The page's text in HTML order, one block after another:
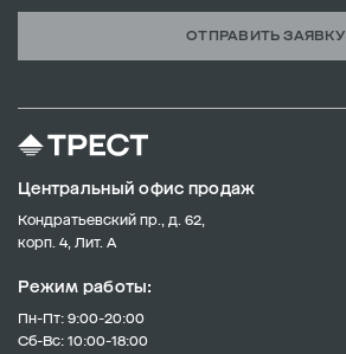
ОТПРАВИТЬ ЗАЯВКУ
Центральный офис продаж
Кондратьевский пр., д. 62,
корп. 4, Лит. А
Режим работы:
Пн-Пт: 9:00-20:00
Сб-Вс: 10:00-18:00